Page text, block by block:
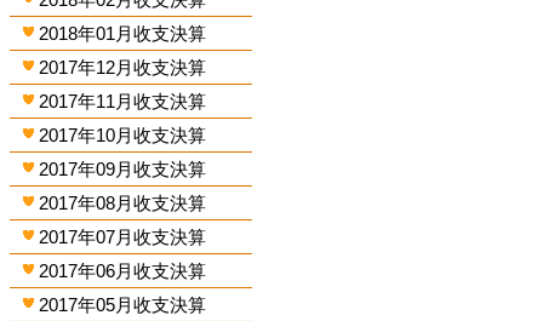
2018年01月收支決算
2017年12月收支決算
2017年11月收支決算
2017年10月收支決算
2017年09月收支決算
2017年08月收支決算
2017年07月收支決算
2017年06月收支決算
2017年05月收支決算